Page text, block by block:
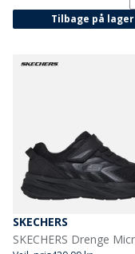
Tilbage på lager
SKECHERS